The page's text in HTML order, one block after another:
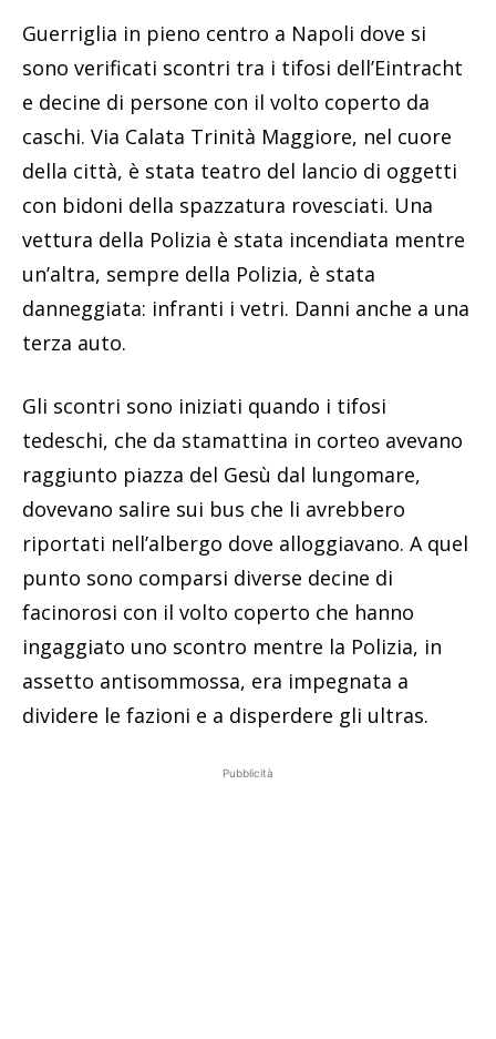
Guerriglia in pieno centro a Napoli dove si
sono verificati scontri tra i tifosi dell’Eintracht
e decine di persone con il volto coperto da
caschi. Via Calata Trinità Maggiore, nel cuore
della città, è stata teatro del lancio di oggetti
con bidoni della spazzatura rovesciati. Una
vettura della Polizia è stata incendiata mentre
un’altra, sempre della Polizia, è stata
danneggiata: infranti i vetri. Danni anche a una
terza auto.
Gli scontri sono iniziati quando i tifosi
tedeschi, che da stamattina in corteo avevano
raggiunto piazza del Gesù dal lungomare,
dovevano salire sui bus che li avrebbero
riportati nell’albergo dove alloggiavano. A quel
punto sono comparsi diverse decine di
facinorosi con il volto coperto che hanno
ingaggiato uno scontro mentre la Polizia, in
assetto antisommossa, era impegnata a
dividere le fazioni e a disperdere gli ultras.
Pubblicità